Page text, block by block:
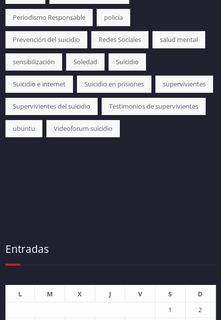
Periodismo Responsable policía
Prevención del suicidio Redes Sociales salud mental
sensibilización Soledad Suicidio
Suicidio e internet Suicidio en prisiones supervivientes
Supervivientes del suicidio Testimonios de supervivientes
ubuntu Videoforum suicidio
Entradas
L M X J V S
D
1
2